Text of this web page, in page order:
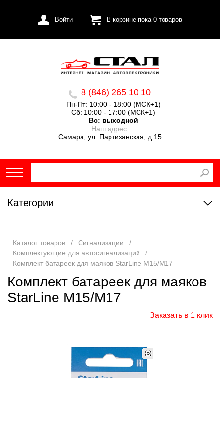
Войти В корзине пока 0товаров
8 (846) 265 10 10
Пн-Пт: 10:00 - 18:00 (МСК+1)
Сб: 10:00 - 17:00 (МСК+1)
Вс: выходной
Наш адрес:
Самара, ул. Партизанская, д.15
Категории
Каталог товаров / Сигнализации
/
Комплектующие для автосигнализаций
/
Комплект батареек для маяков StarLine M15/M17
Комплект батареек для маяков
StarLine M15/M17
Заказать в 1 клик